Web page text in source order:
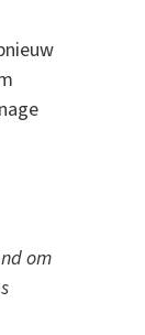
om